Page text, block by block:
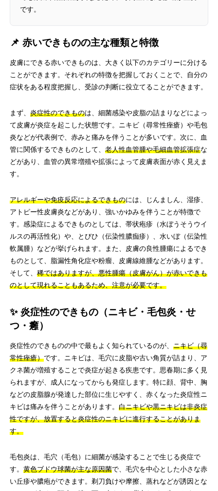
です。
📌 赤いできものの主な種類と特徴
皮膚にできる赤いできものは、大きく以下のカテゴリーに分ける
ことができます。それぞれの特徴を把握しておくことで、自分の
症状をある程度把握し、受診の判断に役立てることができます。
まず、 炎症性のできものは、細菌感染や皮脂の詰まりなどによっ
て皮膚が炎症を起こした状態です。ニキビ（尋常性痤瘡）や毛包
炎などが代表例で、赤みと痛みを伴うことが多いです。次に、血
管に関係するできものとして、 老人性血管腫や毛細血管拡張症な
どがあり、血管の異常増殖や拡張によって皮膚表面が赤く見えま
す。
アレルギーや免疫反応によるできものには、じんましん、湿疹、
アトピー性皮膚炎などがあり、強いかゆみを伴うことが特徴で
す。感染症によるできものとしては、帯状疱疹（水ぼうそうウイ
ルスの再活性化）や、とびひ（伝染性膿痂疹）、水いぼ（伝染性
軟属腫）などが挙げられます。また、皮膚の良性腫瘍によるでき
ものとして、脂漏性角化症や粉瘤、皮膚線維腫などがあります。
そして、 稀ではありますが、悪性腫瘍（皮膚がん）が赤いできも
のとして現れることもあるため、注意が必要です。
✨ 炎症性のできもの（ニキビ・毛包炎・せ
つ・癰）
炎症性のできものの中で最もよく知られているのが、 ニキビ（尋
常性痤瘡）です。ニキビは、毛穴に皮脂や古い角質が詰まり、ア
クネ菌が増殖することで炎症が起きる疾患です。思春期に多く見
られますが、成人になってからも発症します。特に顔、背中、胸
などの皮脂腺が発達した部位に生じやすく、赤くなった炎症性ニ
キビは痛みを伴うことがあります。 白ニキビや黒ニキビは非炎症
性ですが、放置すると炎症性のニキビに進行することがありま
す。
毛包炎は、毛穴（毛包）に細菌が感染することで生じる炎症で
す。 黄色ブドウ球菌が主な原因菌で、毛穴を中心とした小さな赤
い丘疹や膿疱ができます。剃刀負けや摩擦、蒸れなどが誘因とな